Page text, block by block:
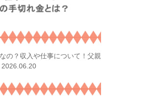
の？収入や仕事について！父親
2026.06.20